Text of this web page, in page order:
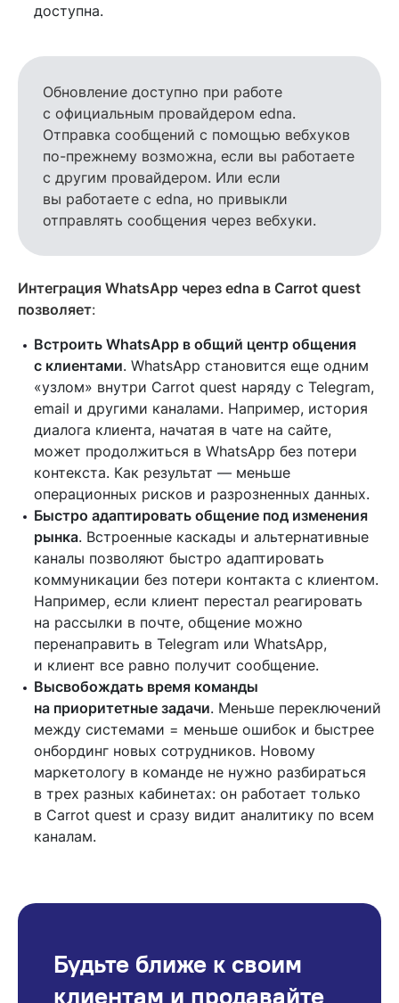
доступна.
Обновление доступно при работе
с официальным провайдером edna.
Отправка сообщений с помощью вебхуков
по-прежнему возможна, если вы работаете
с другим провайдером. Или если
вы работаете с edna, но привыкли
отправлять сообщения через вебхуки.
Интеграция WhatsApp через edna в Carrot quest
позволяет:
Встроить WhatsApp в общий центр общения
с клиентами. WhatsApp становится еще одним
«узлом» внутри Carrot quest наряду с Telegram,
email и другими каналами. Например, история
диалога клиента, начатая в чате на сайте,
может продолжиться в WhatsApp без потери
контекста. Как результат — меньше
операционных рисков и разрозненных данных.
Быстро адаптировать общение под изменения
рынка. Встроенные каскады и альтернативные
каналы позволяют быстро адаптировать
коммуникации без потери контакта с клиентом.
Например, если клиент перестал реагировать
на рассылки в почте, общение можно
перенаправить в Telegram или WhatsApp,
и клиент все равно получит сообщение.
Высвобождать время команды
на приоритетные задачи. Меньше переключений
между системами = меньше ошибок и быстрее
онбординг новых сотрудников. Новому
маркетологу в команде не нужно разбираться
в трех разных кабинетах: он работает только
в Carrot quest и сразу видит аналитику по всем
каналам.
Будьте ближе к своим
клиентам и продавайте